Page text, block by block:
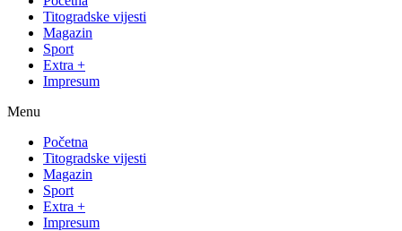
Titogradske vijesti
Magazin
Sport
Extra +
Impresum
Menu
Početna
Titogradske vijesti
Magazin
Sport
Extra +
Impresum